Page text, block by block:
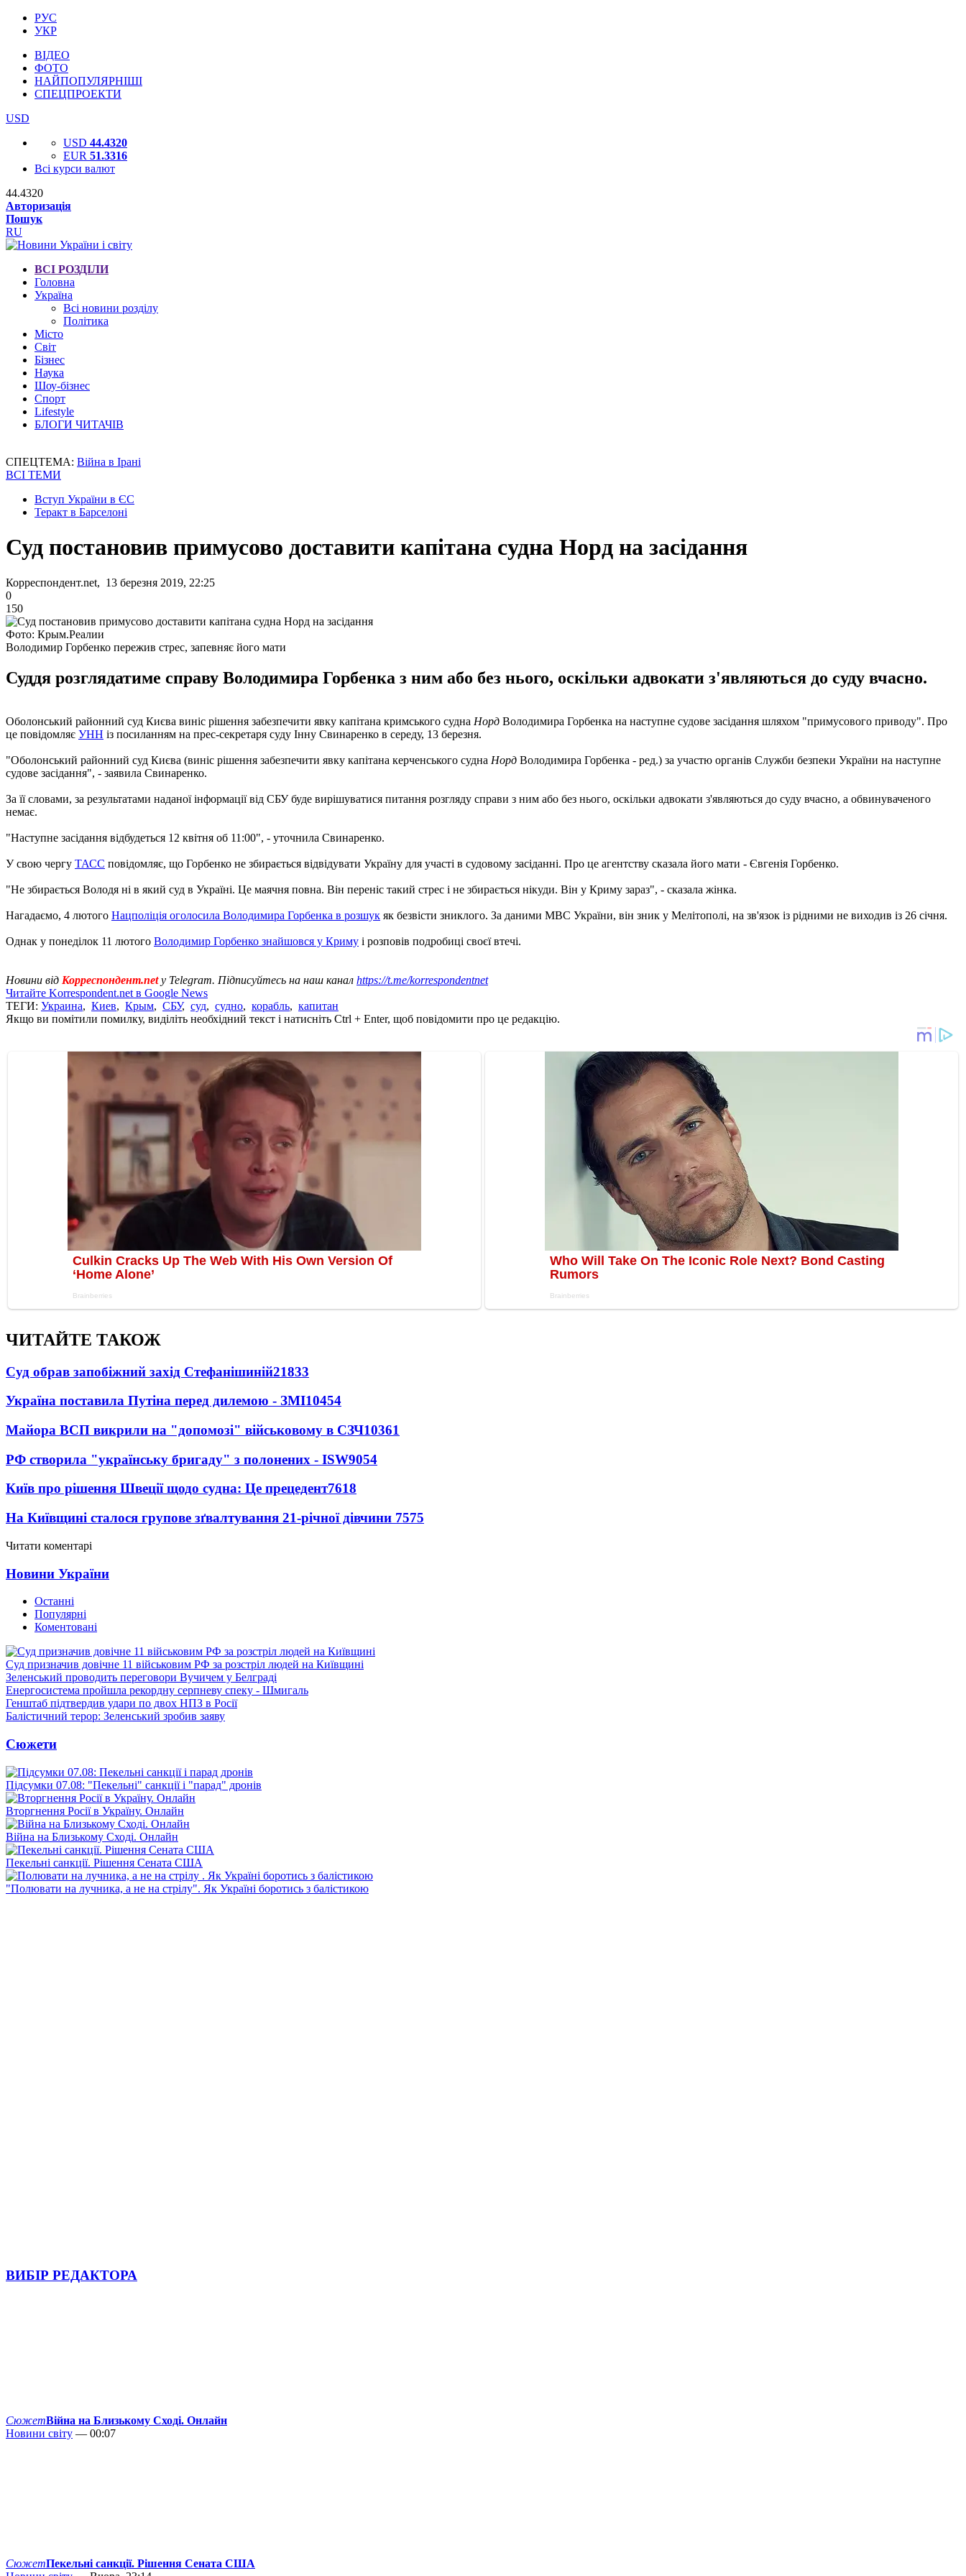
РУС
УКР
ВІДЕО
ФОТО
НАЙПОПУЛЯРНІШІ
СПЕЦПРОЕКТИ
USD
USD 44.4320
EUR 51.3316
Всі курси валют
44.4320
Авторизація
Пошук
RU
ВСІ РОЗДІЛИ
Головна
Україна
Всі новини розділу
Політика
Місто
Світ
Бізнес
Наука
Шоу-бізнес
Спорт
Lifestyle
БЛОГИ ЧИТАЧІВ
СПЕЦТЕМА: Війна в Ірані
ВСІ ТЕМИ
Вступ України в ЄС
Теракт в Барселоні
Суд постановив примусово доставити капітана судна Норд на засідання
Корреспондент.net, 13 березня 2019, 22:25
0
150
Фото: Крым.Реалии
Володимир Горбенко пережив стрес, запевняє його мати
Суддя розглядатиме справу Володимира Горбенка з ним або без нього, оскільки адвокати з'являються до суду вчасно.
Оболонський районний суд Києва виніс рішення забезпечити явку капітана кримського судна Норд Володимира Горбенка на наступне судове засідання шляхом "примусового приводу". Про
це повідомляє УНН із посиланням на прес-секретаря суду Інну Свинаренко в середу, 13 березня.
"Оболонський районний суд Києва (виніс рішення забезпечити явку капітана керченського судна Норд Володимира Горбенка - ред.) за участю органів Служби безпеки України на наступне
судове засідання", - заявила Свинаренко.
За її словами, за результатами наданої інформації від СБУ буде вирішуватися питання розгляду справи з ним або без нього, оскільки адвокати з'являються до суду вчасно, а обвинуваченого
немає.
"Наступне засідання відбудеться 12 квітня об 11:00", - уточнила Свинаренко.
У свою чергу ТАСС повідомляє, що Горбенко не збирається відвідувати Україну для участі в судовому засіданні. Про це агентству сказала його мати - Євгенія Горбенко.
"Не збирається Володя ні в який суд в Україні. Це маячня повна. Він переніс такий стрес і не збирається нікуди. Він у Криму зараз", - сказала жінка.
Нагадаємо, 4 лютого Нацполіція оголосила Володимира Горбенка в розшук як безвісти зниклого. За даними МВС України, він зник у Мелітополі, на зв'язок із рідними не виходив із 26 січня.
Однак у понеділок 11 лютого Володимир Горбенко знайшовся у Криму і розповів подробиці своєї втечі.
Новини від Корреспондент.netу Telegram. Підписуйтесь на наш канал https://t.me/korrespondentnet
Читайте Korrespondent.net в Google News
ТЕГИ: Украина, Киев, Крым, СБУ, суд, судно, корабль, капитан
Якщо ви помітили помилку, виділіть необхідний текст і натисніть Ctrl + Enter, щоб повідомити про це редакцію.
ЧИТАЙТЕ ТАКОЖ
Суд обрав запобіжний захід Стефанішиній21833
Україна поставила Путіна перед дилемою - ЗМІ10454
Майора ВСП викрили на "допомозі" військовому в СЗЧ10361
РФ створила "українську бригаду" з полонених - ISW9054
Київ про рішення Швеції щодо судна: Це прецедент7618
На Київщині сталося групове зґвалтування 21-річної дівчини 7575
Читати коментарі
Новини України
Останні
Популярні
Коментовані
Суд призначив довічне 11 військовим РФ за розстріл людей на Київщині
Зеленський проводить переговори Вучичем у Белграді
Енергосистема пройшла рекордну серпневу спеку - Шмигаль
Генштаб підтвердив удари по двох НПЗ в Росії
Балістичний терор: Зеленський зробив заяву
Сюжети
Підсумки 07.08: "Пекельні" санкції і "парад" дронів
Вторгнення Росії в Україну. Онлайн
Війна на Близькому Сході. Онлайн
Пекельні санкції. Рішення Сената США
"Полювати на лучника, а не на стрілу". Як Україні боротись з балістикою
ВИБІР РЕДАКТОРА
СюжетВійна на Близькому Сході. Онлайн
Новини світу — 00:07
СюжетПекельні санкції. Рішення Сената США